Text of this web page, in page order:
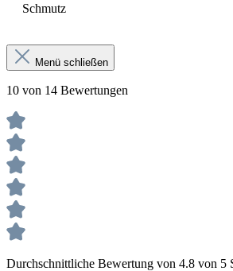
Schmutz
Menü schließen
10 von 14 Bewertungen
Durchschnittliche Bewertung von 4.8 von 5